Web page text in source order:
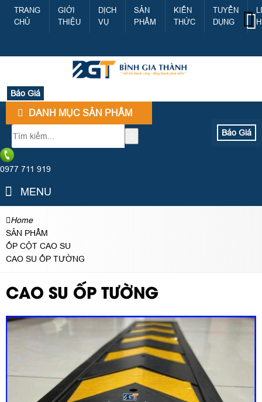
TRANG
CHỦ
GIỚI
THIỆU
DỊCH
VỤ
SẢN
PHẨM
KIẾN
THỨC
TUYỂN
DỤNG
Báo Giá
DANH MỤC SẢN PHẨM
Báo Giá
0977 711 919
MENU
Home
SẢN PHẨM
ỐP CỘT CAO SU
CAO SU ỐP TƯỜNG
CAO SU ỐP TƯỜNG